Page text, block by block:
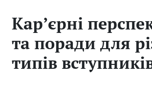
Кар’єрні
та поради для
типів